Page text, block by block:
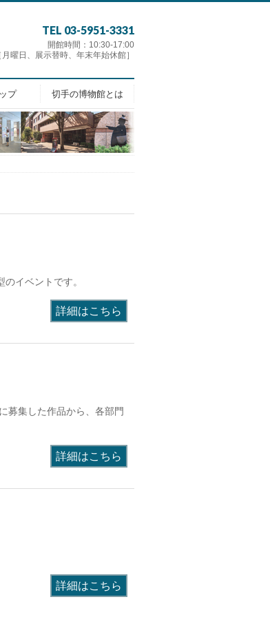
TEL 03-5951-3331
開館時間：10:30-17:00
月曜日、展示替時、年末年始休館］
プ 切手の博物館とは
イベントです。
詳細はこちら
募集した作品から、各部門
詳細はこちら
詳細はこちら